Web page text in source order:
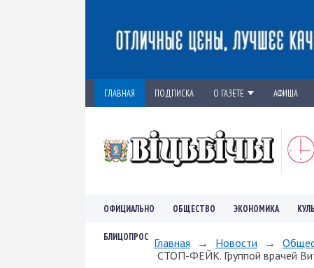
ГЛАВНАЯ ПОДПИСКА О ГАЗЕТЕ АФИША
ОФИЦИАЛЬНО ОБЩЕСТВО ЭКОНОМИКА
БЛИЦОПРОС Главная → Новости →
СТОП-ФЕЙК. Группой врачей